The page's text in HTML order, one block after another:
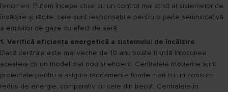
fenomen. Putem începe chiar cu un control mai strict al sistemelor de
încălzire și răcire, care sunt responsabile pentru o parte semnificativă
a emisiilor de gaze cu efect de seră.
1. Verifică eficiența energetică a sistemului de încălzire
Dacă centrala este mai veche de 10 ani, poate fi utilă înlocuirea
acesteia cu un model mai nou și eficient. Centralele moderne sunt
proiectate pentru a asigura randamente foarte mari cu un consum
redus de energie, comparativ cu cele din trecut. Centralele în